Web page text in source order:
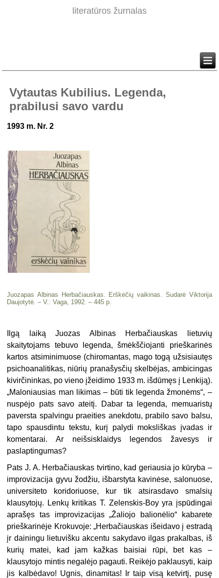
literatūros žurnalas
Vytautas Kubilius. Legenda,
prabilusi savo vardu
1993 m. Nr. 2
Juozapas Albinas Herbačiauskas. Erškėčių vaikinas. Sudarė Viktorija
Daujotytė. – V.: Vaga, 1992. – 445 p.
Ilgą laiką Juozas Albinas Herbačiauskas lietuvių
skaitytojams tebuvo legenda, šmėkščiojanti prieškarinės
kartos atsiminimuose (chiromantas, mago togą užsisiautęs
psichoanalitikas, niūrių pranašysčių skelbėjas, ambicingas
kivirčininkas, po vieno įžeidimo 1933 m. išdūmęs į Lenkiją).
„Maloniausias man likimas – būti tik legenda žmonėms“, –
nuspėjo pats savo ateitį. Dabar ta legenda, memuaristų
paversta spalvingu praeities anekdotu, prabilo savo balsu,
tapo spausdintu tekstu, kurį palydi moksliškas įvadas ir
komentarai. Ar neišsisklaidys legendos žavesys ir
paslaptingumas?
Pats J. A. Herbačiauskas tvirtino, kad geriausia jo kūryba –
improvizacija gyvu žodžiu, išbarstyta kavinėse, salonuose,
universiteto koridoriuose, kur tik atsirasdavo smalsių
klausytojų. Lenkų kritikas T. Zelenskis-Boy yra įspūdingai
aprašęs tas improvizacijas „Žaliojo balionėlio“ kabarete
prieškarinėje Krokuvoje: „Herbačiauskas išeidavo į estradą
įr dainingu lietuvišku akcentu sakydavo ilgas prakalbas, iš
kurių matei, kad jam kažkas baisiai rūpi, bet kas –
klausytojo mintis negalėjo pagauti. Reikėjo paklausyti, kaip
jis kalbėdavo! Ugnis, dinamitas! Ir taip visą ketvirtį, pusę